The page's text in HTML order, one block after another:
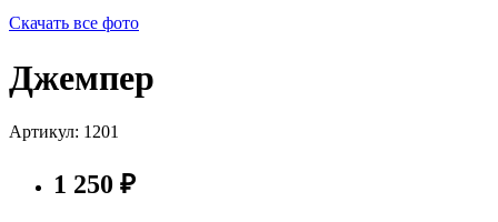
Скачать все фото
Джемпер
Артикул: 1201
1 250 ₽